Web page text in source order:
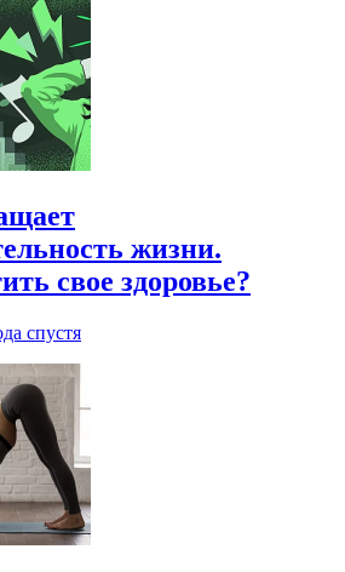
жизни.
свое здоровье?
спустя